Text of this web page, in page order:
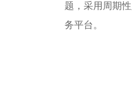
题，采用周期
务平台。